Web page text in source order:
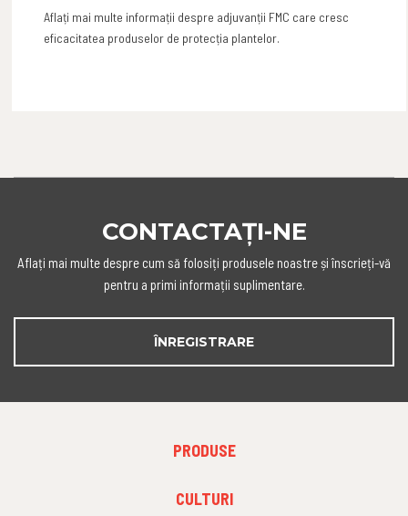
Aflați mai multe informații despre adjuvanții FMC care cresc
eficacitatea produselor de protecția plantelor.
CONTACTAȚI-NE
Aflați mai multe despre cum să folosiți produsele noastre și înscrieți-vă
pentru a primi informații suplimentare.
ÎNREGISTRARE
PRODUSE
CULTURI